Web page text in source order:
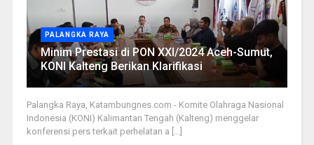
PALANGKA RAYA
Minim Prestasi di PON XXI/2024 Aceh-Sumut,
KONI Kalteng Berikan Klarifikasi
Palangka Raya, Katambungnes.com - Komite Olahraga Nasional
Indonesia (KONI) Kalimantan Tengah (Kalteng) menggelar
konferensi pers terkait perhelatan a [...]